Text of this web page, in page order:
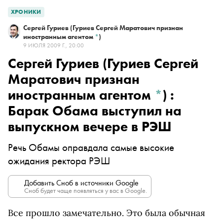
ХРОНИКИ
Сергей Гуриев (Гуриев Сергей Маратович признан
иностранным агентом *)
9 ИЮЛЯ 2009 Г., 20:00
Сергей Гуриев (Гуриев Сергей
Маратович признан
иностранным агентом *) :
Барак Обама выступил на
выпускном вечере в РЭШ
Речь Обамы оправдала самые высокие
ожидания ректора РЭШ
Добавить Сноб в источники Google
Сноб будет чаще появляться у вас в Google.
Все прошло замечательно. Это была обычная